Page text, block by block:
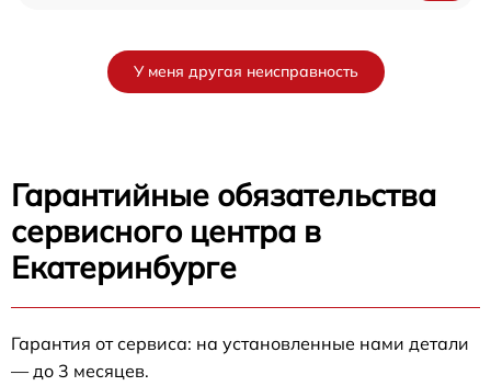
У меня другая неисправность
Гарантийные обязательства
сервисного центра в
Екатеринбурге
Гарантия от сервиса: на установленные нами детали
— до 3 месяцев.